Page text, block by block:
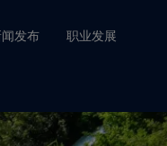
发布 职业发展